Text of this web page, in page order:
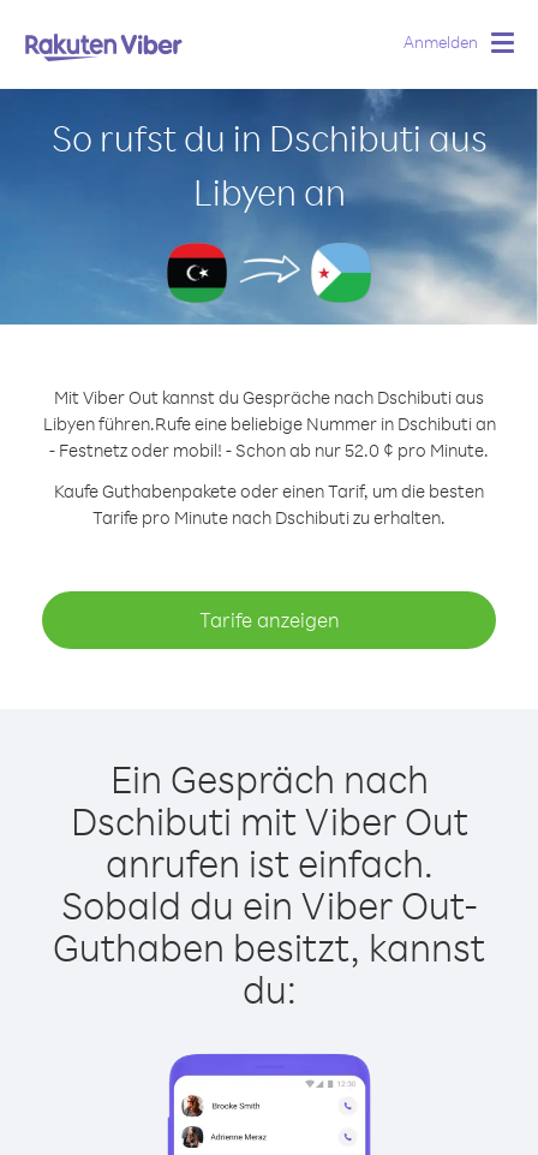
Anmelden
So rufst du in Dschibuti aus
Libyen an
Mit Viber Out kannst du Gespräche nach Dschibuti aus
Libyen führen.Rufe eine beliebige Nummer in Dschibuti an
- Festnetz oder mobil! - Schon ab nur 52.0 ¢ pro Minute.
Kaufe Guthabenpakete oder einen Tarif, um die besten
Tarife pro Minute nach Dschibuti zu erhalten.
Tarife anzeigen
Ein Gespräch nach
Dschibuti mit Viber Out
anrufen ist einfach.
Sobald du ein Viber Out-
Guthaben besitzt, kannst
du: